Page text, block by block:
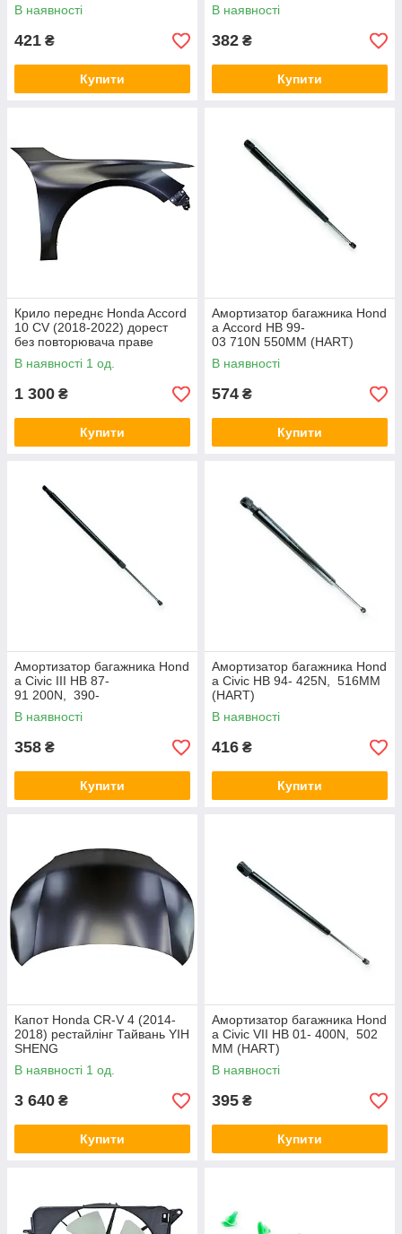
В наявності
421 ₴
Купити
В наявності
382 ₴
Купити
Крило переднє Honda Accord
10 CV (2018-2022) дорест
без повторювача праве
Тайвань YIH SHENG
В наявності 1 од.
1 300 ₴
Купити
Амортизатор багажника Hond
a Accord HB 99-
03 710N 550MM (HART)
В наявності
574 ₴
Купити
Амортизатор багажника Hond
a Civic III HB 87-
91 200N, 390-
640MM (EuroEX)
В наявності
358 ₴
Купити
Амортизатор багажника Hond
a Civic HB 94- 425N, 516MM
(HART)
В наявності
416 ₴
Купити
Капот Honda CR-V 4 (2014-
2018) рестайлінг Тайвань YIH
SHENG
В наявності 1 од.
3 640 ₴
Купити
Амортизатор багажника Hond
a Civic VII HB 01- 400N, 502
MM (HART)
В наявності
395 ₴
Купити